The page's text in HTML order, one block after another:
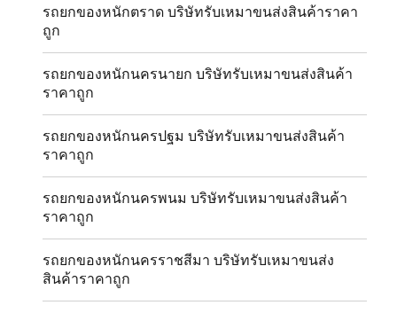
รถยกของหนักตราด บริษัทรับเหมาขนส่งสินค้าราคา
ถูก
รถยกของหนักนครนายก บริษัทรับเหมาขนส่งสินค้า
ราคาถูก
รถยกของหนักนครปฐม บริษัทรับเหมาขนส่งสินค้า
ราคาถูก
รถยกของหนักนครพนม บริษัทรับเหมาขนส่งสินค้า
ราคาถูก
รถยกของหนักนครราชสีมา บริษัทรับเหมาขนส่ง
สินค้าราคาถูก